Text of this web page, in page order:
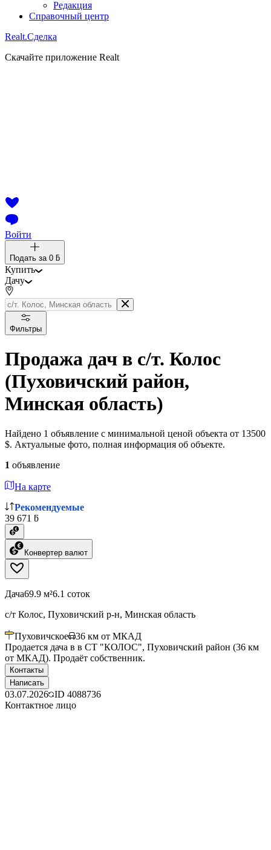
Редакция
Справочный центр
Realt.Сделка
Скачайте приложение Realt
Войти
Подать за 0 ƃ
Купить
Дачу
Фильтры
Продажа дач в с/т. Колос
(Пуховичский район,
Минская область)
Найдено 1 объявление с минимальной ценой объекта от 13500
$. Актуальные фото, полная информация об объекте.
1 объявление
На карте
Рекомендуемые
39 671 ƃ
Конвертер валют
Дача69.9 м²6.1 соток
с/т Колос, Пуховичский р-н, Минская область
Пуховичское 36 км от МКАД
Продается дача в в СТ "КОЛОС", Пуховичский район (36 км
от МКАД). Продаёт собственник.
Контакты
Написать
03.07.2026 ID 4088736
Контактное лицо